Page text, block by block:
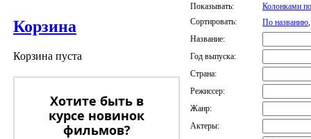
Корзина
Корзина пуста
Хотите быть в
курсе новинок
фильмов?
Показывать:
Колонками
Сортировать:
По названию
Название:
Год выпуска:
Страна:
Режиссер:
Жанр:
Актеры: